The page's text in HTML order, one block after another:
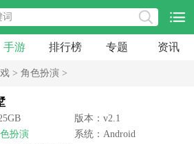
手游 排行榜 专题 资讯
> 角色扮演 >
版本：v2.1
扮演
系统：Android